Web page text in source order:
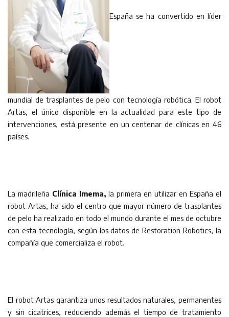
España se ha convertido en líder
mundial de trasplantes de pelo con tecnología robótica. El robot
Artas, el único disponible en la actualidad para este tipo de
intervenciones, está presente en un centenar de clínicas en 46
países.
La madrileña Clínica Imema, la primera en utilizar en España el
robot Artas, ha sido el centro que mayor número de trasplantes
de pelo ha realizado en todo el mundo durante el mes de octubre
con esta tecnología, según los datos de Restoration Robotics, la
compañía que comercializa el robot.
El robot Artas garantiza unos resultados naturales, permanentes
y sin cicatrices, reduciendo además el tiempo de tratamiento